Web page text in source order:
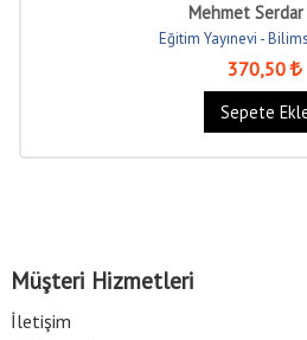
Mehmet Serdar
Eğitim Yayınevi -
370,50
Sepete
Müşteri Hizmetleri
İletişim